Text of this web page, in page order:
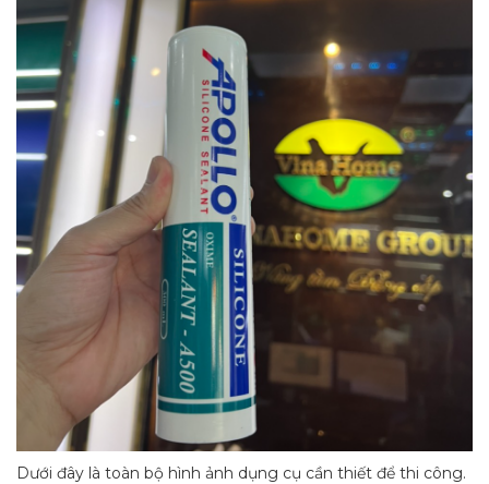
Dưới đây là toàn bộ hình ảnh dụng cụ cần thiết để thi công.